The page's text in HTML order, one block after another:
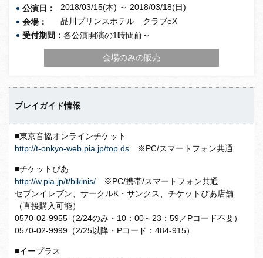
公演日：
2018/03/15(木) ～ 2018/03/18(日)
会場：
品川プリンスホテル クラブeX
受付期間： 各公演開演の1時間前～
会場のみの販売
プレイガイド情報
■東京音協オンラインチケット
http://t-onkyo-web.pia.jp/top.ds ※PC/スマートフォン共通
■チケットぴあ
http://w.pia.jp/t/bikinis/ ※PC/携帯/スマートフォン共通
セブンイレブン、サークルK・サンクス、チケットぴあ店舗
（直接購入可能）
0570-02-9955（2/24のみ・10：00～23：59／Pコード不要）
0570-02-9999（2/25以降・Pコード：484-915）
■イープラス